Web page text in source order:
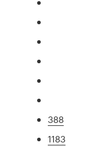
388
1183